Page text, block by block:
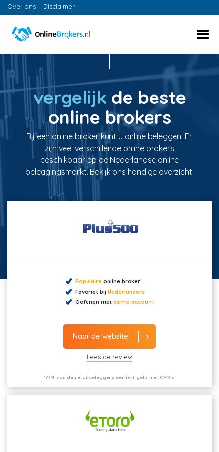
Over ons Disclaimer
vergelijk de beste
online brokers
Bij een online broker kunt u online beleggen. Er
zijn veel verschillende online brokers
beschikbaar op de Nederlandse online
beleggingsmarkt. Bekijk ons handige overzicht.
Populaireonline broker!
Favoriet bij Nederlanders
Oefenen met demo-account
Naar de website
Lees de review
*77% van de retailbeleggers verliest geld met CFD’s.